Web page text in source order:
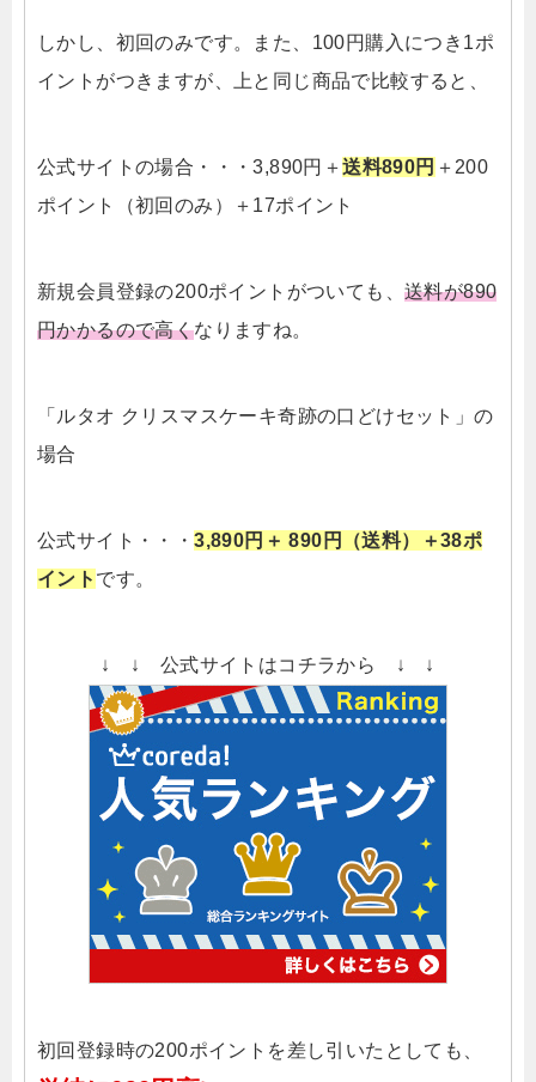
しかし、初回のみです。また、100円購入につき1ポ
イントがつきますが、上と同じ商品で比較すると、
公式サイトの場合・・・3,890円＋送料890円 ＋200
ポイント（初回のみ）＋17ポイント
新規会員登録の200ポイントがついても、 送料が890
円かかるので高くなりますね。
「ルタオ クリスマスケーキ奇跡の口どけセット」の
場合
公式サイト・・・3,890円＋ 890円（送料）＋38ポ
イント です。
↓ ↓ 公式サイトはコチラから ↓ ↓
初回登録時の200ポイントを差し引いたとしても、